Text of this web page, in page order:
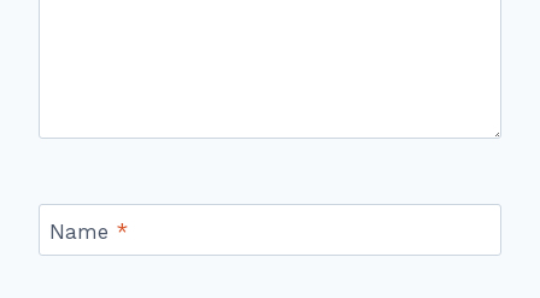
Name *